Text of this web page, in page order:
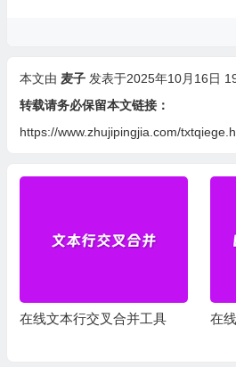
本文由 麦子 发表于2025年10月16日
转载请务必保留本文链接：
https://www.zhujipingjia.com/
在线文本行交叉合并工具 在